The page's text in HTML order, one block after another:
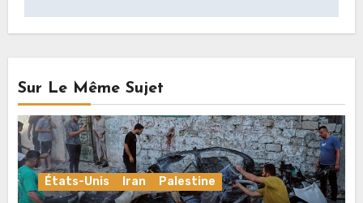
Sur Le Même Sujet
États-Unis Iran Palestine